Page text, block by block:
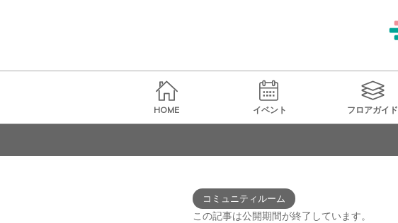
HOME イベント フロアガイド
コミュニティルーム
この記事は公開期間が終了しています。